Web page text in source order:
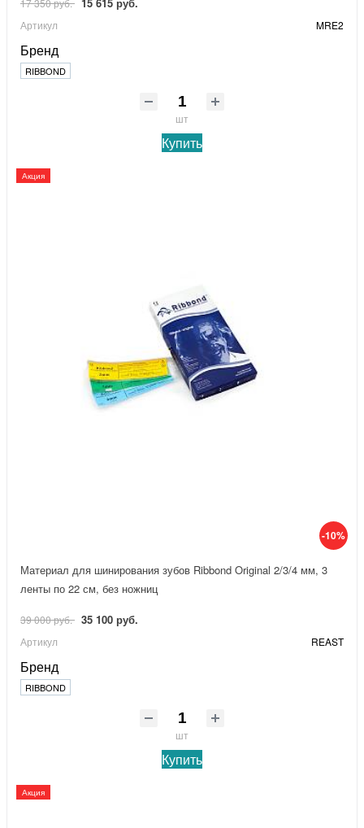
Артикул MRE2
Бренд
RIBBOND
шт
Купить
-10%
Акция
Материал для шинирования зубов Ribbond Original 2/3/4 мм, 3
ленты по 22 см, без ножниц
39 000 руб. 35 100 руб.
Артикул REAST
Бренд
RIBBOND
шт
Купить
Акция